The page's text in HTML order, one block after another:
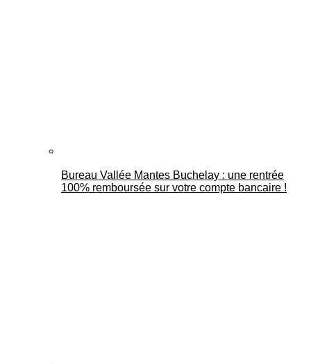
Bureau Vallée Mantes Buchelay : une rentrée
100% remboursée sur votre compte bancaire !